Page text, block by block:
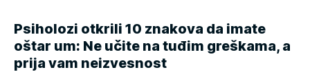
Psiholozi otkrili 10 znakova da imate
oštar um: Ne učite na tuđim greškama, a
prija vam neizvesnost